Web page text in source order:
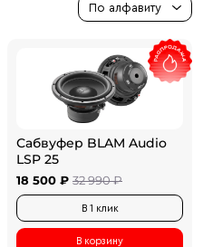
По алфавиту
Сабвуфер BLAM Audio
LSP 25
18 500 ₽ 32 990 ₽
В 1 клик
В корзину